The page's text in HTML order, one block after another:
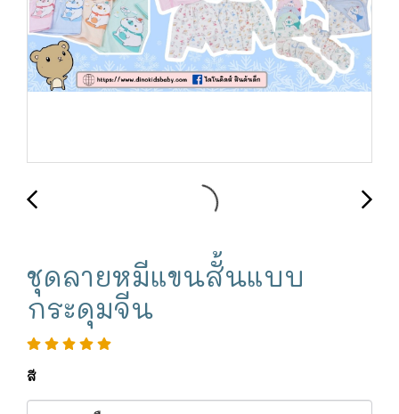
ชุดลายหมีแขนสั้นแบบ
กระดุมจีน
สี